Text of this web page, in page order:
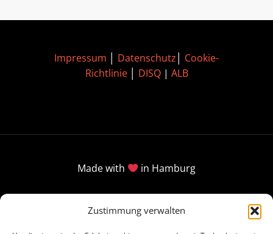
Zustimmung verwalten
Impressum Datenschutz
Cookie-
Richtlinie│ DISQ| ALB
Made with in Hamburg